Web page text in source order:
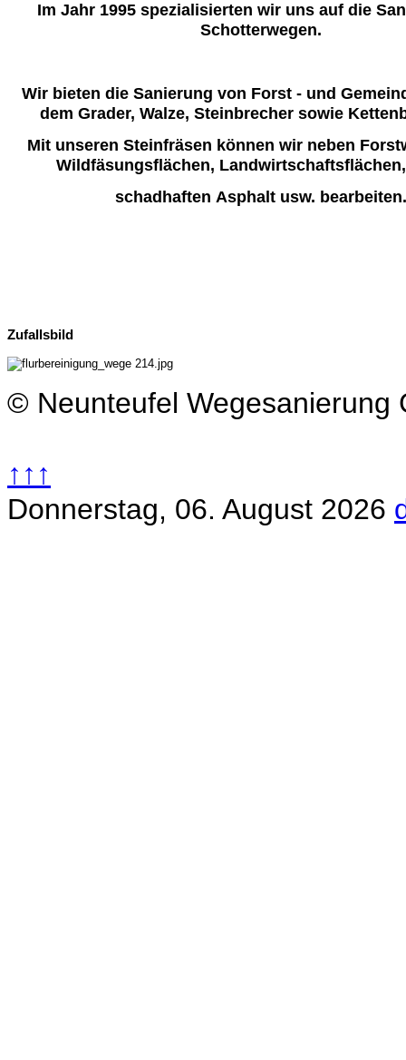
Im Jahr 1995 spezialisierten wir uns auf die
Schotterwegen.
Wir bieten die Sanierung von Forst - und
dem Grader, Walze, Steinbrecher sowie
Mit unserenSteinfräsen können wir neben
Wildfäsungsflächen,
schadhaften Asphalt usw. bearbeiten.
Zufallsbild
© Neunteufel Wegesanierung
↑↑↑
Donnerstag, 06. August 2026